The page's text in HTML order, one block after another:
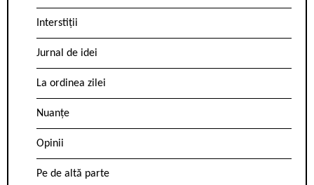
Interstiții
Jurnal de idei
La ordinea zilei
Nuanțe
Opinii
Pe de altă parte